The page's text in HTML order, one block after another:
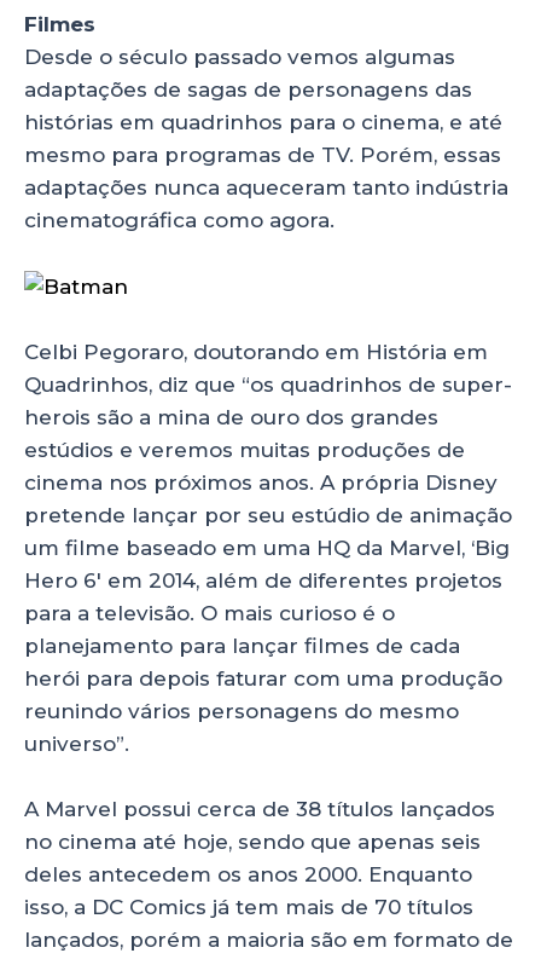
Filmes
Desde o século passado vemos algumas
adaptações de sagas de personagens das
histórias em quadrinhos para o cinema, e até
mesmo para programas de TV. Porém, essas
adaptações nunca aqueceram tanto indústria
cinematográfica como agora.
Celbi Pegoraro, doutorando em História em
Quadrinhos, diz que “os quadrinhos de super-
herois são a mina de ouro dos grandes
estúdios e veremos muitas produções de
cinema nos próximos anos. A própria Disney
pretende lançar por seu estúdio de animação
um filme baseado em uma HQ da Marvel, ‘Big
Hero 6′ em 2014, além de diferentes projetos
para a televisão. O mais curioso é o
planejamento para lançar filmes de cada
herói para depois faturar com uma produção
reunindo vários personagens do mesmo
universo”.
A Marvel possui cerca de 38 títulos lançados
no cinema até hoje, sendo que apenas seis
deles antecedem os anos 2000. Enquanto
isso, a DC Comics já tem mais de 70 títulos
lançados, porém a maioria são em formato de